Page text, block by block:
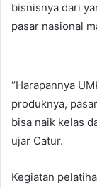
bisnisnya dari
pasar nasional
“Harapannya
produknya,
bisa naik kelas
ujar Catur.
Kegiatan